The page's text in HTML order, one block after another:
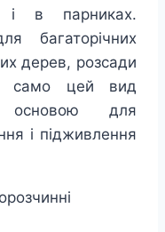
і в парниках.
багаторічних
дерев, розсади
само цей вид
основою для
і підживлення